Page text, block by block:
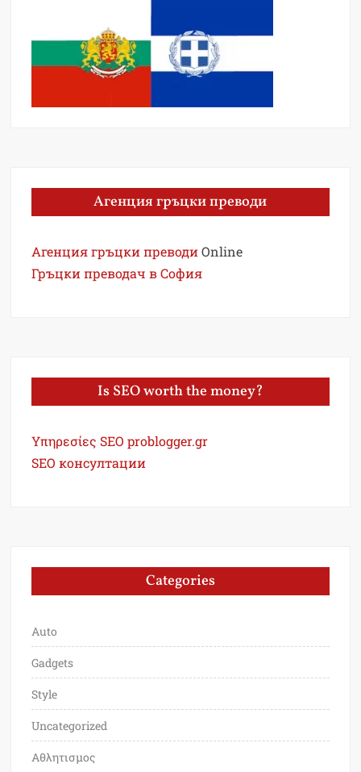
Агенция гръцки преводи
Агенция гръцки преводи Online
Гръцки преводач в София
Is SEO worth the money?
Υπηρεσίες SEO problogger.gr
SEO консултации
Categories
Auto
Gadgets
Style
Uncategorized
Αθλητισμος